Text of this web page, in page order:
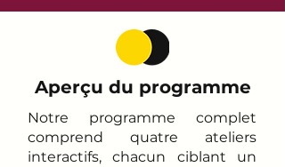
Aperçu du programme
Notre programme complet
comprend quatre ateliers
interactifs, chacun ciblant un